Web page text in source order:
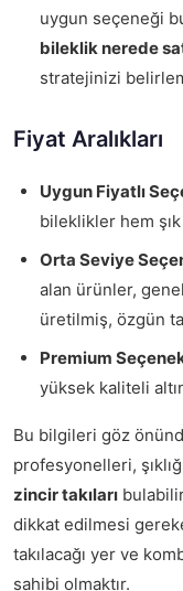
uygun seçeneği
bileklik nerede
stratejinizi
Fiyat Aralıkları
Uygun Fiyatlı
bileklikler hem
Orta Seviye
alan ürünler,
üretilmiş, özgün
Premium
yüksek kaliteli
Bu bilgileri göz
profesyonelleri,
zincir takıları
dikkat edilmesi
takılacağı yer ve
sahibi olmaktır.